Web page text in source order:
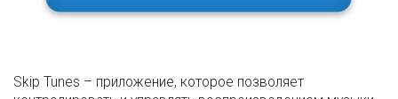
Skip Tunes – приложение, которое позволяет